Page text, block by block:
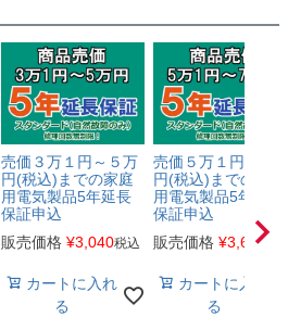
売価３万１円～５万
円(税込)までの家庭
用電気製品5年延長
保証申込
販売価格 ¥3,040税込
カートに入れ
る
売価５万１円～７
円(税込)までの家庭
用電気製品5年延長
保証申込
販売価格 ¥3,650
カートに入れ
る